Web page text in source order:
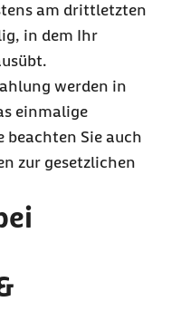
am drittletzten
in dem Ihr
werden in
einmalige
beachten Sie auch
zur gesetzlichen